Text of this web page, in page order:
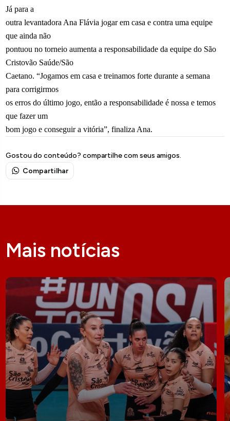
Já para a
outra levantadora Ana Flávia jogar em casa e contra uma equipe
que ainda não
pontuou no torneio aumenta a responsabilidade da equipe do São
Cristovão Saúde/São
Caetano. “Jogamos em casa e treinamos forte durante a semana
para corrigirmos
os erros do último jogo, então a responsabilidade é nossa e temos
que fazer um
bom jogo e conseguir a vitória”, finaliza Ana.
Gostou do conteúdo? compartilhe com seus amigos.
Compartilhar
Mais notícias